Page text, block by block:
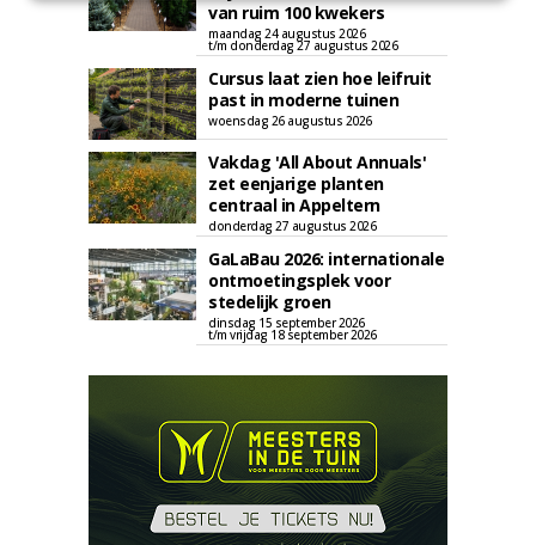
van ruim 100 kwekers
maandag 24 augustus 2026
t/m donderdag 27 augustus 2026
Cursus laat zien hoe leifruit
past in moderne tuinen
woensdag 26 augustus 2026
Vakdag 'All About Annuals'
zet eenjarige planten
centraal in Appeltern
donderdag 27 augustus 2026
GaLaBau 2026: internationale
ontmoetingsplek voor
stedelijk groen
dinsdag 15 september 2026
t/m vrijdag 18 september 2026